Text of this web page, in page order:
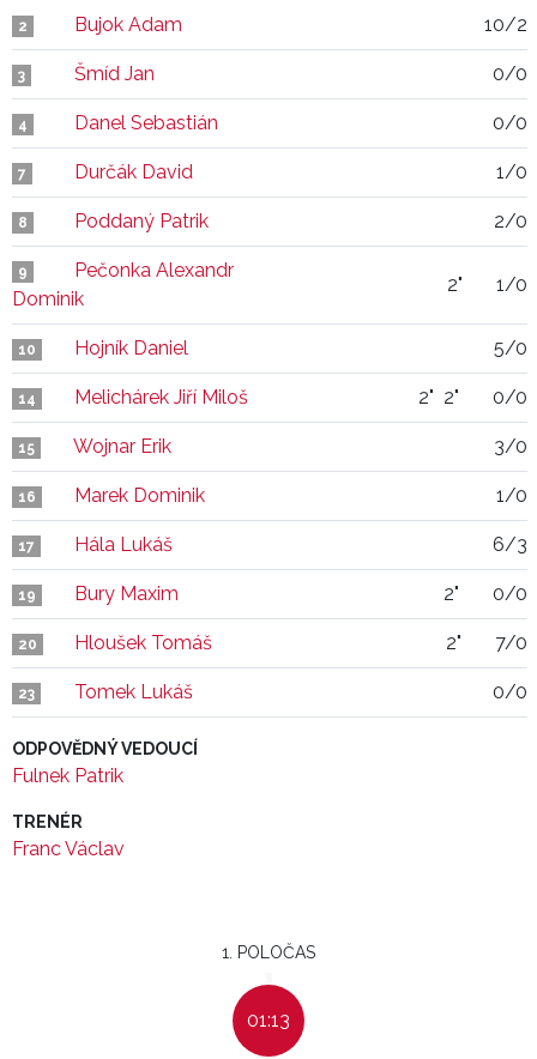
2 Bujok Adam 10/2
3 Šmíd Jan 0/0
4 Danel Sebastián 0/0
7 Durčák David 1/0
8 Poddaný Patrik 2/0
9
Pečonka Alexandr
Dominik
2" 1/0
10 Hojník Daniel 5/0
14 Melichárek Jiří Miloš 2" 2" 0/0
15 Wojnar Erik 3/0
16 Marek Dominik 1/0
17 Hála Lukáš 6/3
19 Bury Maxim 2" 0/0
20 Hloušek Tomáš 2" 7/0
23 Tomek Lukáš 0/0
ODPOVĚDNÝ VEDOUCÍ
Fulnek Patrik
TRENÉR
Franc Václav
1. POLOČAS
01:13